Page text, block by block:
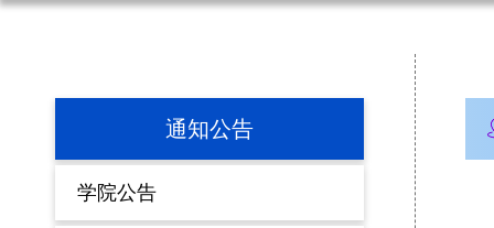
图片新闻
学院简介
院徽院训
通知公告
学院公告